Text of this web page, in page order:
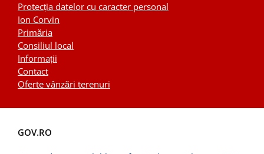
Protecția datelor cu caracter personal
Ion Corvin
Primăria
Consiliul local
Informații
Contact
Oferte vânzări terenuri
GOV.RO